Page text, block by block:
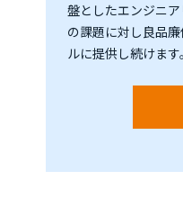
盤としたエンジニ
の課題に対し良品
ルに提供し続けます。